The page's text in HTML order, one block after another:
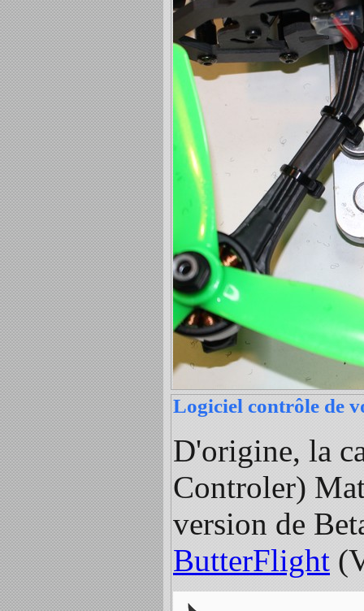
Logiciel contrôle de
D'origine, la
Controler)
version de
ButterFlight